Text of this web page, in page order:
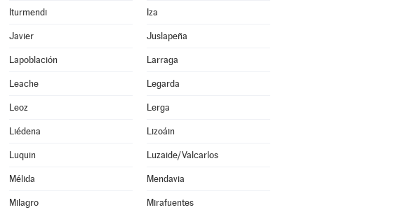
Iturmendi Iza
Javier Juslapeña
Lapoblación Larraga
Leache Legarda
Leoz Lerga
Liédena Lizoáin
Luquin Luzaide/Valcarlos
Mélida Mendavia
Milagro Mirafuentes